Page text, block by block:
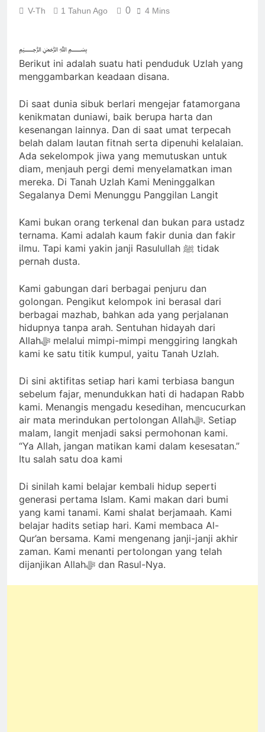
Tujuan
Umat Berangkat Naik Bus,
Muhammad Qasim untuk
Dibaiat di Depan Ka’bah
3 Hari Ago
Al-Mahdi di Rumah
Allah ﷻ: Isyarat
Penegasan Al Mahdi
Adalah Muhammad
Qasim
3 Hari Ago
Isyarat Dilarang
Menundukkan Badan
kepada Selain Allah ﷻ
4 Hari Ago
V-Th 1 Tahun Ago 0 4 Mins
﷽
Berikut ini adalah suatu hati penduduk Uzlah yang
menggambarkan keadaan disana.
Di saat dunia sibuk berlari mengejar fatamorgana
kenikmatan duniawi, baik berupa harta dan
kesenangan lainnya. Dan di saat umat terpecah
belah dalam lautan fitnah serta dipenuhi kelalaian.
Ada sekelompok jiwa yang memutuskan untuk
diam, menjauh pergi demi menyelamatkan iman
mereka. Di Tanah Uzlah Kami Meninggalkan
Segalanya Demi Menunggu Panggilan Langit
Kami bukan orang terkenal dan bukan para ustadz
ternama. Kami adalah kaum fakir dunia dan fakir
ilmu. Tapi kami yakin janji Rasulullah ﷺ tidak
pernah dusta.
Kami gabungan dari berbagai penjuru dan
golongan. Pengikut kelompok ini berasal dari
berbagai mazhab, bahkan ada yang perjalanan
hidupnya tanpa arah. Sentuhan hidayah dari
Allahﷻ melalui mimpi-mimpi menggiring langkah
kami ke satu titik kumpul, yaitu Tanah Uzlah.
Di sini aktifitas setiap hari kami terbiasa bangun
sebelum fajar, menundukkan hati di hadapan Rabb
kami. Menangis mengadu kesedihan, mencucurkan
air mata merindukan pertolongan Allahﷻ. Setiap
malam, langit menjadi saksi permohonan kami.
“Ya Allah, jangan matikan kami dalam kesesatan.”
Itu salah satu doa kami
Di sinilah kami belajar kembali hidup seperti
generasi pertama Islam. Kami makan dari bumi
yang kami tanami. Kami shalat berjamaah. Kami
belajar hadits setiap hari. Kami membaca Al-
Qur’an bersama. Kami mengenang janji-janji akhir
zaman. Kami menanti pertolongan yang telah
dijanjikan Allahﷻ dan Rasul-Nya.